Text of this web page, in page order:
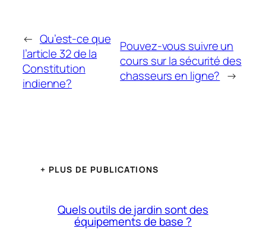
← Qu’est-ce que
l’article 32 de la
Constitution
indienne?
Pouvez-vous suivre un
cours sur la sécurité des
chasseurs en ligne? →
+ PLUS DE PUBLICATIONS
Quels outils de jardin sont des
équipements de base ?